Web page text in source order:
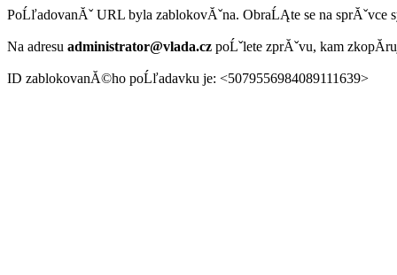
PoĹľadovanĂˇ URL byla zablokovĂˇna. ObraĹĄte se na sprĂˇvce
Na adresu administrator@vlada.cz poĹˇlete zprĂˇvu, kam
ID zablokovanĂ©ho poĹľadavku je: <5079556984089111639>